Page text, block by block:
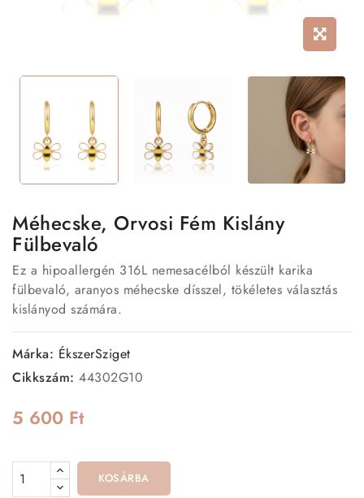
Méhecske, Orvosi Fém Kislány
Fülbevaló
Ez a hipoallergén 316L nemesacélból készült karika
fülbevaló, aranyos méhecske dísszel, tökéletes választás
kislányod számára.
Márka: ÉkszerSziget
Cikkszám: 44302G10
5 600 Ft
KOSÁRBA